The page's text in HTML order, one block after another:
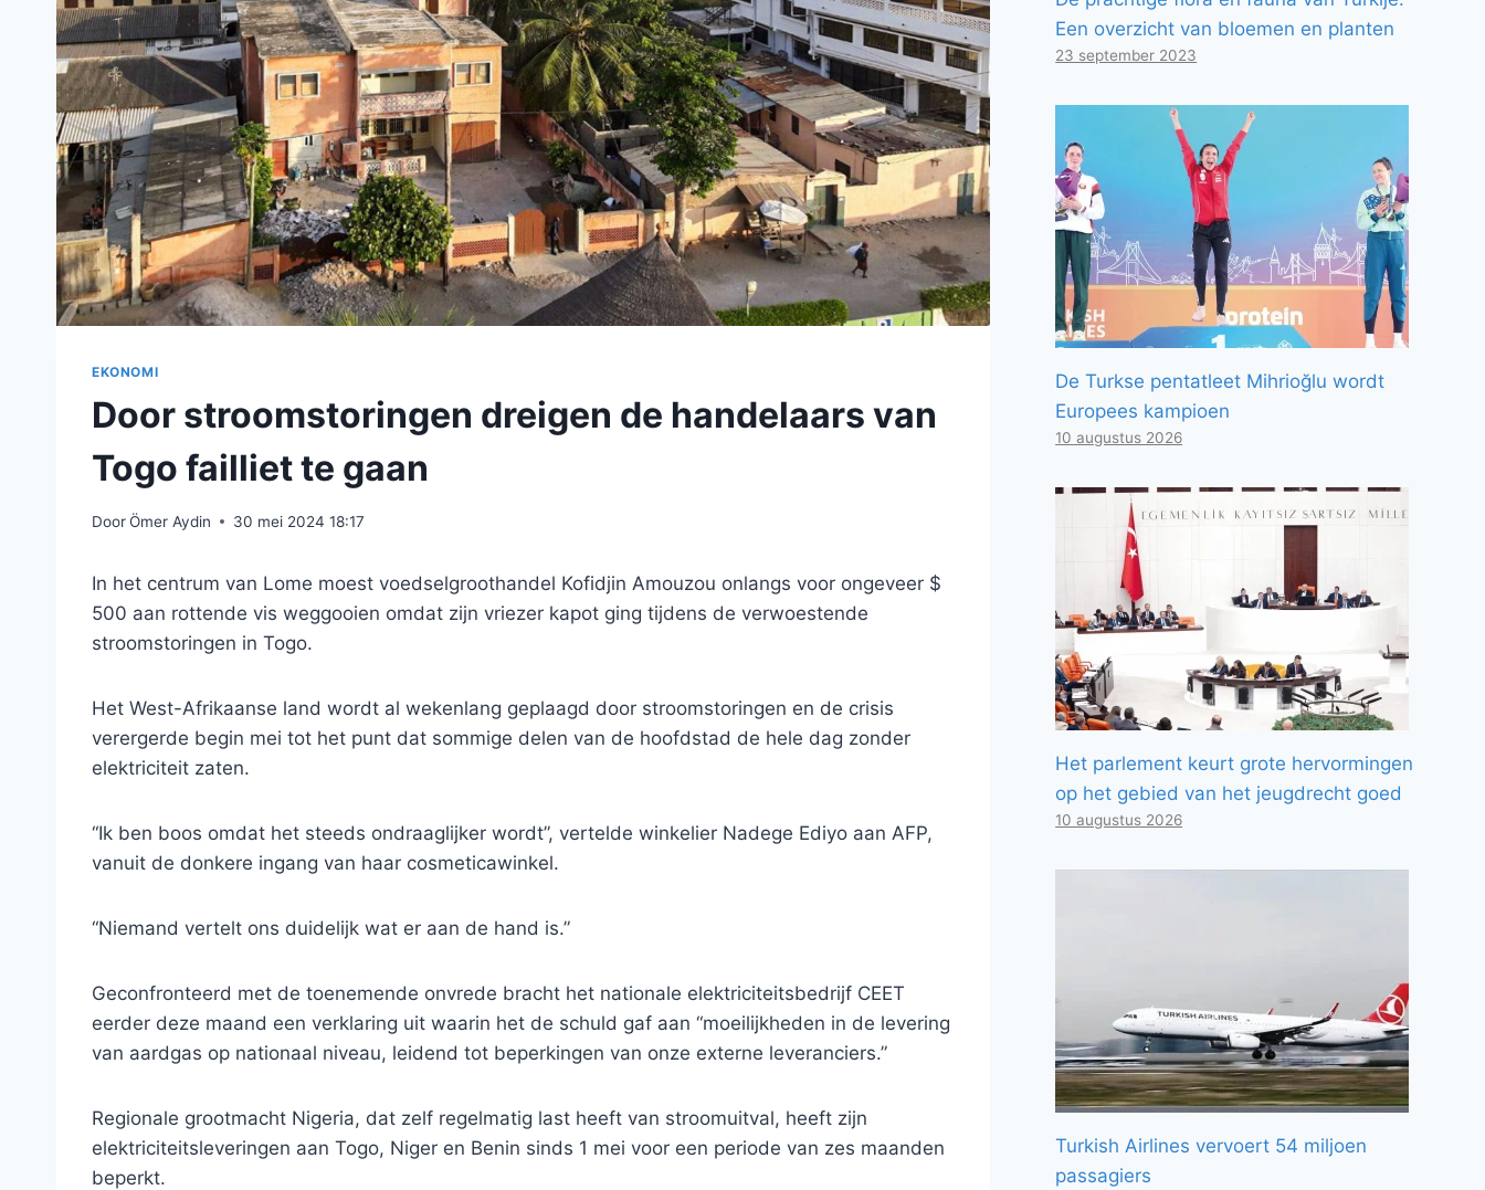
EKONOMI
Door stroomstoringen dreigen de handelaars van
Togo failliet te gaan
DoorÖmer Aydin 30 mei 2024 18:17
In het centrum van Lome moest voedselgroothandel Kofidjin Amouzou onlangs voor ongeveer $
500 aan rottende vis weggooien omdat zijn vriezer kapot ging tijdens de verwoestende
stroomstoringen in Togo.
Het West-Afrikaanse land wordt al wekenlang geplaagd door stroomstoringen en de crisis
verergerde begin mei tot het punt dat sommige delen van de hoofdstad de hele dag zonder
elektriciteit zaten.
“Ik ben boos omdat het steeds ondraaglijker wordt”, vertelde winkelier Nadege Ediyo aan AFP,
vanuit de donkere ingang van haar cosmeticawinkel.
“Niemand vertelt ons duidelijk wat er aan de hand is.”
Geconfronteerd met de toenemende onvrede bracht het nationale elektriciteitsbedrijf CEET
eerder deze maand een verklaring uit waarin het de schuld gaf aan “moeilijkheden in de levering
van aardgas op nationaal niveau, leidend tot beperkingen van onze externe leveranciers.”
Regionale grootmacht Nigeria, dat zelf regelmatig last heeft van stroomuitval, heeft zijn
elektriciteitsleveringen aan Togo, Niger en Benin sinds 1 mei voor een periode van zes maanden
beperkt.
Een overzicht van bloemen en planten
23 september 2023
De Turkse pentatleet Mihrioğlu wordt
Europees kampioen
10 augustus 2026
Het parlement keurt grote hervormingen
op het gebied van het jeugdrecht goed
10 augustus 2026
Turkish Airlines vervoert 54 miljoen
passagiers